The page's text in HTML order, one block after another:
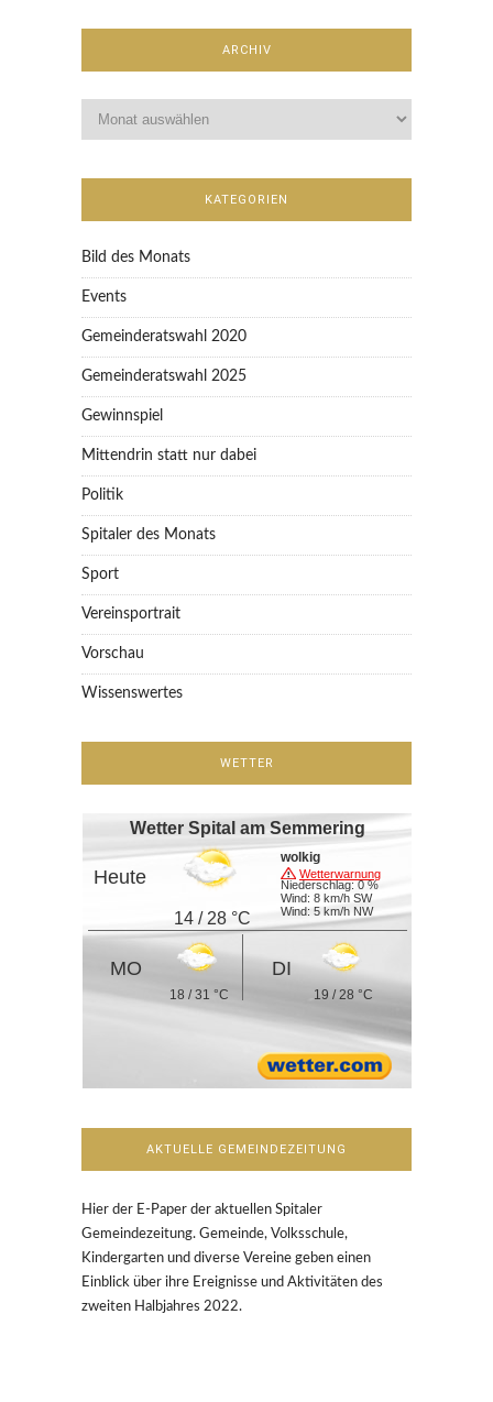
ARCHIV
KATEGORIEN
Bild des Monats
Events
Gemeinderatswahl 2020
Gemeinderatswahl 2025
Gewinnspiel
Mittendrin statt nur dabei
Politik
Spitaler des Monats
Sport
Vereinsportrait
Vorschau
Wissenswertes
WETTER
Wetter Spital am Semmering
Heute
14 / 28 °C
Wetterwarnung
wolkig
Niederschlag: 0 %
Wind: 8 km/h SW
Wind: 5 km/h NW
MO
18 / 31 °C
DI
19 / 28 °C
AKTUELLE GEMEINDEZEITUNG
Hier der E-Paper der aktuellen Spitaler
Gemeindezeitung. Gemeinde, Volksschule,
Kindergarten und diverse Vereine geben einen
Einblick über ihre Ereignisse und Aktivitäten des
zweiten Halbjahres 2022.